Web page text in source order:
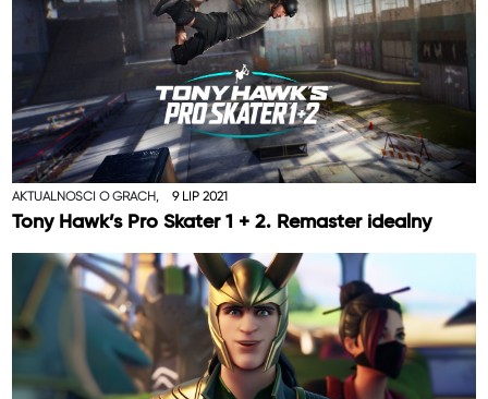
AKTUALNOŚCI O GRACH, 9 LIP 2021
Tony Hawk’s Pro Skater 1 + 2. Remaster idealny